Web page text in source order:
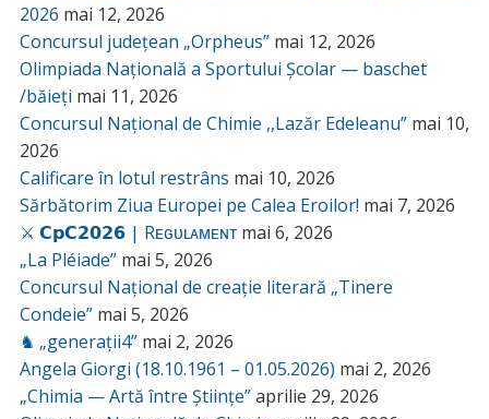
2026 mai 12, 2026
Concursul județean „Orpheus” mai 12, 2026
Olimpiada Națională a Sportului Școlar — baschet
/băieți mai 11, 2026
Concursul Național de Chimie ,,Lazăr Edeleanu” mai 10,
2026
Calificare în lotul restrâns mai 10, 2026
Sărbătorim Ziua Europei pe Calea Eroilor! mai 7, 2026
⚔️ 𝗖𝗽𝗖𝟮𝟬𝟮𝟲 | Rᴇɢᴜʟᴀᴍᴇɴᴛ mai 6, 2026
„La Pléiade” mai 5, 2026
Concursul Național de creație literară „Tinere
Condeie” mai 5, 2026
♞ „generații4” mai 2, 2026
Angela Giorgi (18.10.1961 – 01.05.2026) mai 2, 2026
„Chimia — Artă între Științe”aprilie 29, 2026